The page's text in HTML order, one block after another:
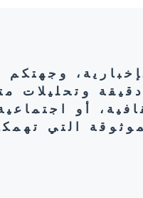
وتحليلات
أو
التي